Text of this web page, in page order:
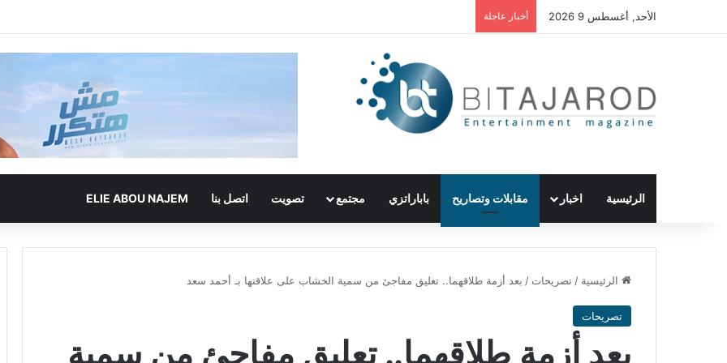
الأحد, أغسطس 9 2026 أخبار عاجلة
الرئيسية اخبار مقابلات وتصاريح باباراتزي مجتمع تصويت اتصل بنا ELIE ABOU NAJEM
الرئيسية / تصريحات / بعد أزمة طلاقهما.. تعليق مفاجئ من سمية الخشاب على علاقتها بـ أحمد سعد
تصريحات
بعد أزمة طلاقهما.. تعليق مفاجئ من سمية